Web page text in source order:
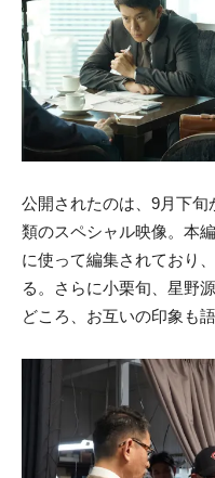
公開されたのは、9月下
類のスペシャル映像。本
に使って編集されており
る。さらに小栗旬、星野
どころ、お互いの印象も語